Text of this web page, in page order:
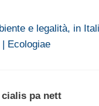
e legalità, in
Ecologiae
cialis pa nett